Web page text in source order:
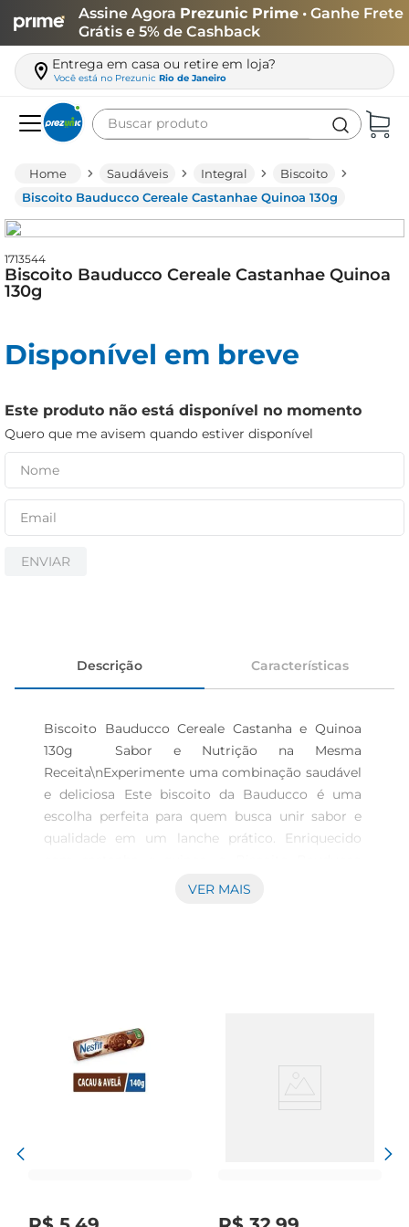
Assine Agora Prezunic Prime • Ganhe Frete
Grátis e 5% de Cashback
Entrega em casa ou retire em loja?
Você está no Prezunic Rio de Janeiro
Buscar produto
Saudáveis Integral
Biscoito
Biscoito Bauducco Cereale Castanhae Quinoa 130g
1713544
Biscoito Bauducco Cereale Castanhae Quinoa
130g
Disponível em breve
Este produto não está disponível no momento
Quero que me avisem quando estiver disponível
ENVIAR
Descrição Características
Biscoito Bauducco Cereale Castanha e Quinoa
130g  Sabor e Nutrição na Mesma
Receita\nExperimente uma combinação saudável
e deliciosa Este biscoito da Bauducco é uma
escolha perfeita para quem busca unir sabor e
qualidade em um lanche prático. Enriquecido
Cereale traz uma proposta diferenciada que
selecionou cuidadosamente cada ingrediente. As
castanhas aportam uma crocância irresistível e
são conhecidas por seus benefícios nutricionais.
VER MAIS
leite
queijo
azeite
cerveja
iogurte
papel higiênico